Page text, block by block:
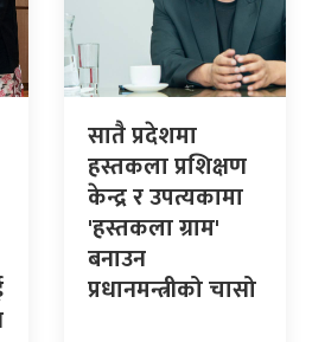
सातै प्रदेशमा
हस्तकला प्रशिक्षण
केन्द्र र उपत्यकामा
'हस्तकला ग्राम'
बनाउन
प्रधानमन्त्रीको चासो